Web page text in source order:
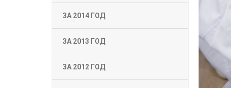
ЗА 2014 ГОД
ЗА 2013 ГОД
ЗА 2012 ГОД